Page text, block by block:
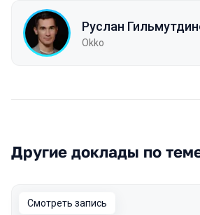
Руслан
Okko
Другие доклады по
Смотреть запись